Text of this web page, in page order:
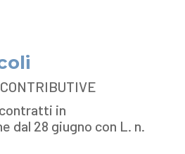
in
dal 28 giugno con L. n.